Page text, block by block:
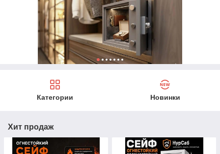
Категории Новинки
Хит продаж